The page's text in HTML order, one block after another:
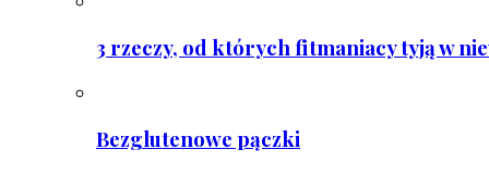
3 rzeczy, od których fitmaniacy tyją w
Bezglutenowe pączki